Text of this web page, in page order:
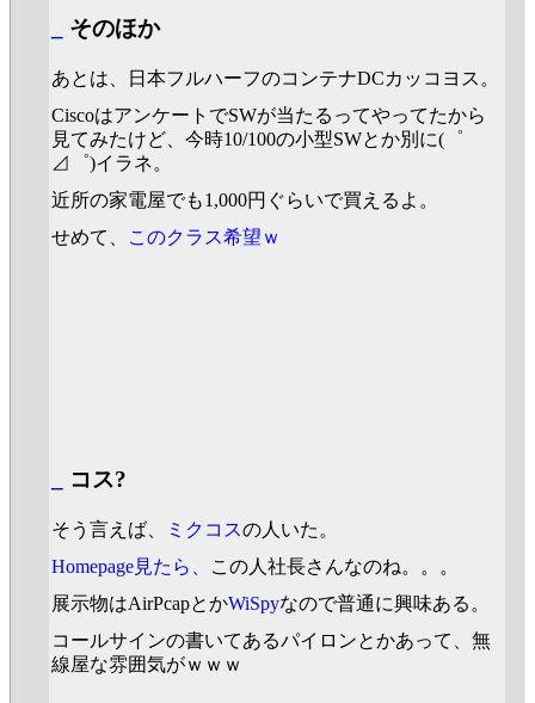
そのほか
あとは、日本フルハーフのコンテナDCカッコヨス。
CiscoはアンケートでSWが当たるってやってたから
見てみたけど、今時10/100の小型SWとか別に(゜
⊿゜)イラネ。
近所の家電屋でも1,000円ぐらいで買えるよ。
せめて、
このクラス希望ｗ
コス?
そう言えば、 ミクコスの人いた。
Homepage見たら、
この人社長さんなのね。。。
展示物はAirPcapとかWiSpyなので普通に興味ある。
コールサインの書いてあるパイロンとかあって、無
線屋な雰囲気がｗｗｗ